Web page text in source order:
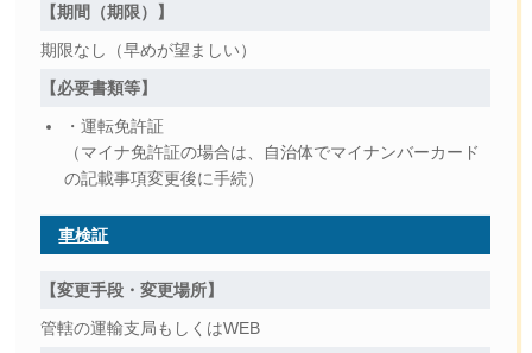
【期間（期限）】
期限なし（早めが望ましい）
【必要書類等】
・運転免許証
（マイナ免許証の場合は、自治体でマイナンバーカード
の記載事項変更後に手続）
車検証
【変更手段・変更場所】
管轄の運輸支局もしくはWEB